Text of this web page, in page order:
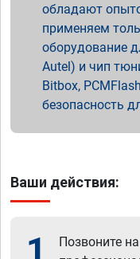
обладают
применяем
оборудование
Autel) и чип
Bitbox,
безопасность
Ваши действия:
1 Позвоните